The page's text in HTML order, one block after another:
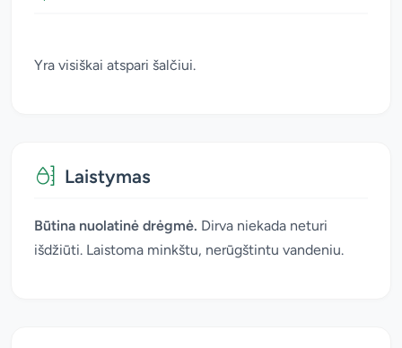
Yra visiškai atspari šalčiui.
Laistymas
Būtina nuolatinė drėgmė. Dirva niekada neturi
išdžiūti. Laistoma minkštu, nerūgštintu vandeniu.